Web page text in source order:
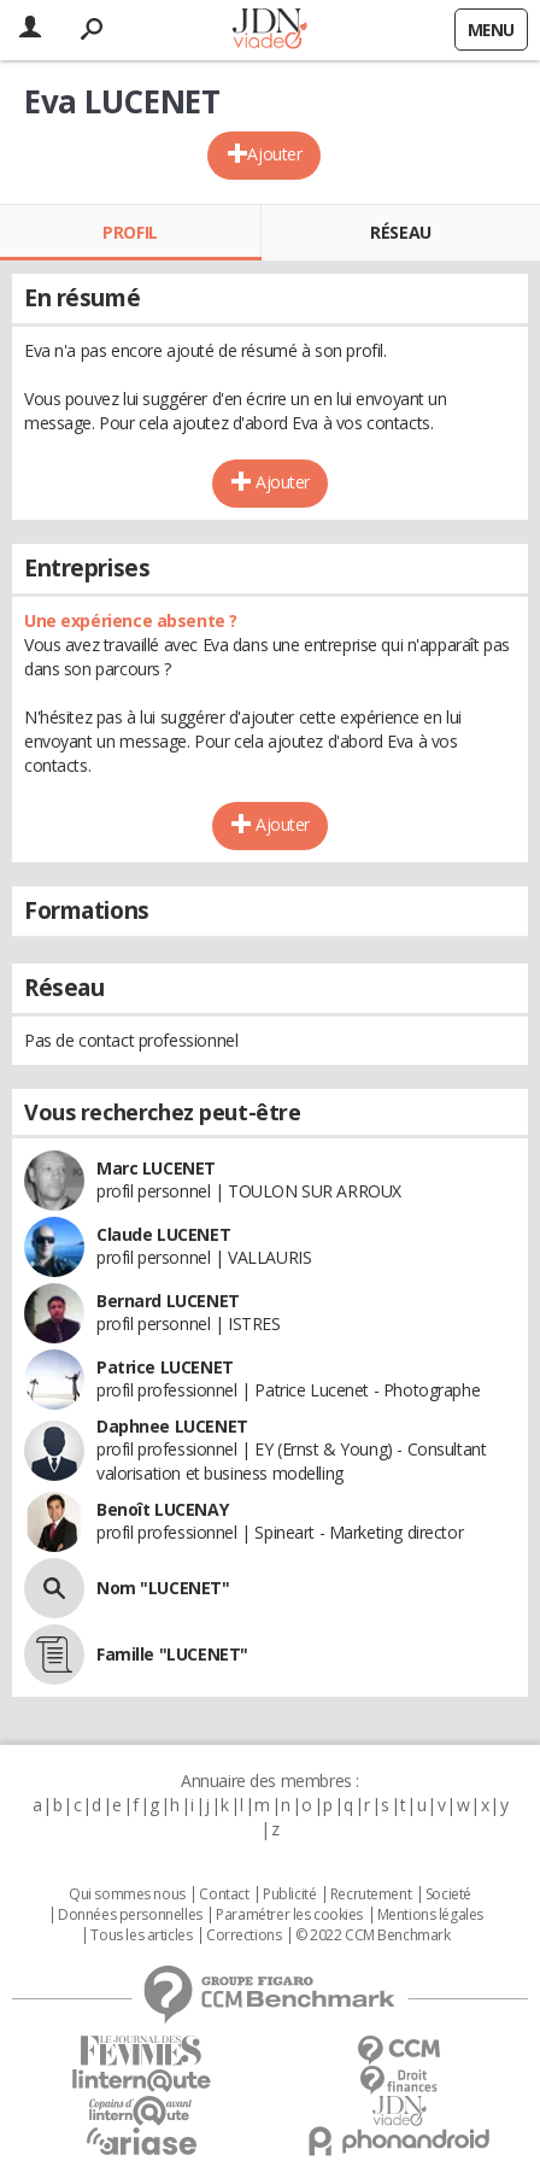
MENU
Ajouter
Eva LUCENET
PROFIL RÉSEAU
En résumé
Eva n'a pas encore ajouté de résumé à son profil.
Vous pouvez lui suggérer d'en écrire un en lui envoyant un
message. Pour cela ajoutez d'abord Eva à vos contacts.
Ajouter
Entreprises
Une expérience absente ?
Vous avez travaillé avec Eva dans une entreprise qui n'apparaît pas
dans son parcours ?
N'hésitez pas à lui suggérer d'ajouter cette expérience en lui
envoyant un message. Pour cela ajoutez d'abord Eva à vos
contacts.
Ajouter
Formations
Réseau
Pas de contact professionnel
Vous recherchez peut-être
Marc LUCENET
profil personnel | TOULON SUR ARROUX
Claude LUCENET
profil personnel | VALLAURIS
Bernard LUCENET
profil personnel | ISTRES
Patrice LUCENET
profil professionnel | Patrice Lucenet - Photographe
Daphnee LUCENET
profil professionnel | EY (Ernst & Young) - Consultant
valorisation et business modelling
Benoît LUCENAY
profil professionnel | Spineart - Marketing director
Nom "LUCENET"
Famille "LUCENET"
Annuaire des membres :
a b c d e f g h i j k l m n o p q r s t u v w x y
z
Qui sommes nous Contact Publicité Recrutement
Societé
Données personnelles
Paramétrer les cookies
Mentions légales
Tous les articles
Corrections © 2022 CCM Benchmark